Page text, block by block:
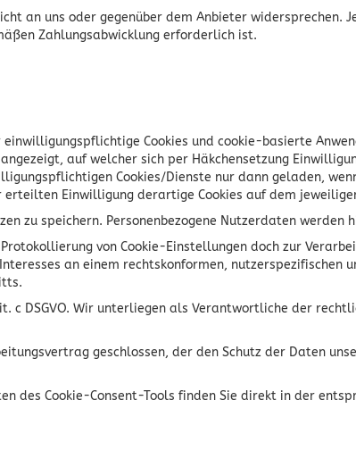
an uns oder gegenüber dem Anbieter widersprechen.
Zahlungsabwicklung erforderlich ist.
Cookies und cookie-basierte
auf welcher sich per Häkchensetzung
Cookies/Dienste nur dann geladen,
Einwilligung derartige Cookies auf dem
zu speichern. Personenbezogene Nutzerdaten
von Cookie-Einstellungen doch zur
an einem rechtskonformen,
DSGVO. Wir unterliegen als Verantwortliche der
geschlossen, der den Schutz der Daten
des Cookie-Consent-Tools finden Sie direkt in der